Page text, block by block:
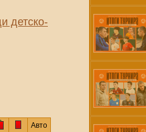
детско-
Авто